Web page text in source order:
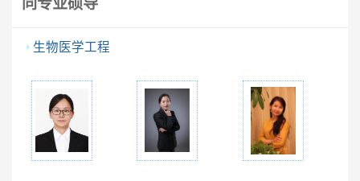
同专业硕导
生物医学工程